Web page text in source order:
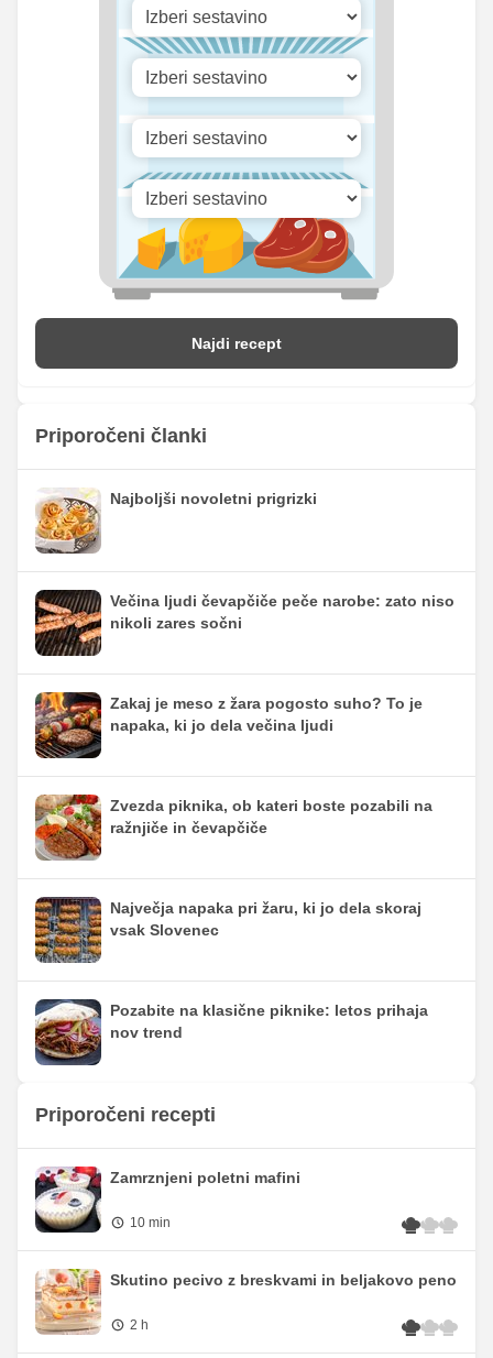
1242.23
2044.5 iu
0 mg 0 mg
15.29
mg
Najdi recept
Priporočeni članki
Najboljši novoletni prigrizki
Večina ljudi čevapčiče peče narobe: zato niso
nikoli zares sočni
Zakaj je meso z žara pogosto suho? To je
napaka, ki jo dela večina ljudi
Zvezda piknika, ob kateri boste pozabili na
ražnjiče in čevapčiče
Največja napaka pri žaru, ki jo dela skoraj
vsak Slovenec
Pozabite na klasične piknike: letos prihaja
nov trend
Priporočeni recepti
Zamrznjeni poletni mafini
10 min
Skutino pecivo z breskvami in beljakovo peno
2 h